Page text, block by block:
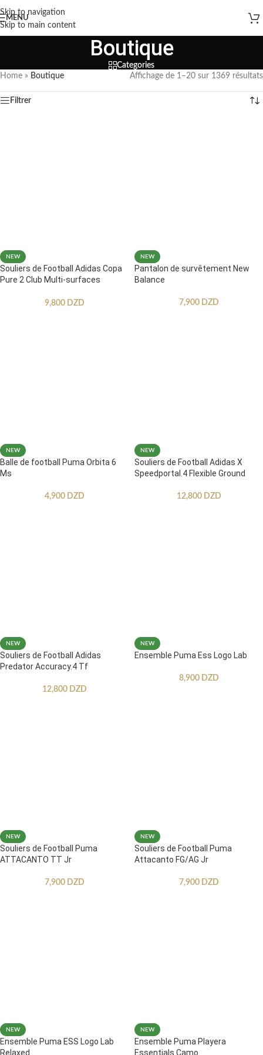
Skip to navigation
Skip to main content
MENU
Boutique
Categories
Home » Boutique Affichage de 1–20 sur 1369 résultats
Filtrer
NEW
Souliers de Football Adidas Copa
Pure 2 Club Multi-surfaces
9,800 DZD
NEW
Pantalon de survêtement New
Balance
7,900 DZD
NEW
Balle de football Puma Orbita 6
Ms
4,900 DZD
NEW
Souliers de Football Adidas X
Speedportal.4 Flexible Ground
12,800 DZD
NEW
Souliers de Football Adidas
Predator Accuracy.4 Tf
12,800 DZD
NEW
Ensemble Puma Ess Logo Lab
8,900 DZD
NEW
Souliers de Football Puma
ATTACANTO TT Jr
7,900 DZD
NEW
Souliers de Football Puma
Attacanto FG/AG Jr
7,900 DZD
NEW
Ensemble Puma ESS Logo Lab
Relaxed
NEW
Ensemble Puma Playera
Essentials Camo